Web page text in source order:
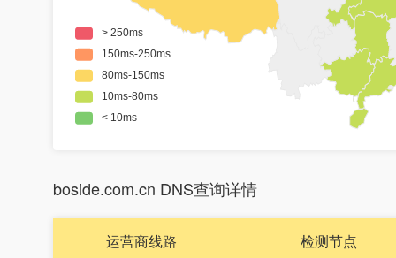
boside.com.cn DNS查询详情
运营商线路 检测节点